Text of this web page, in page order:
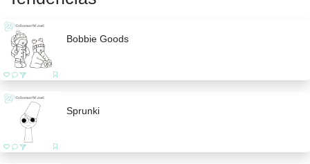
Bobbie Goods
Sprunki